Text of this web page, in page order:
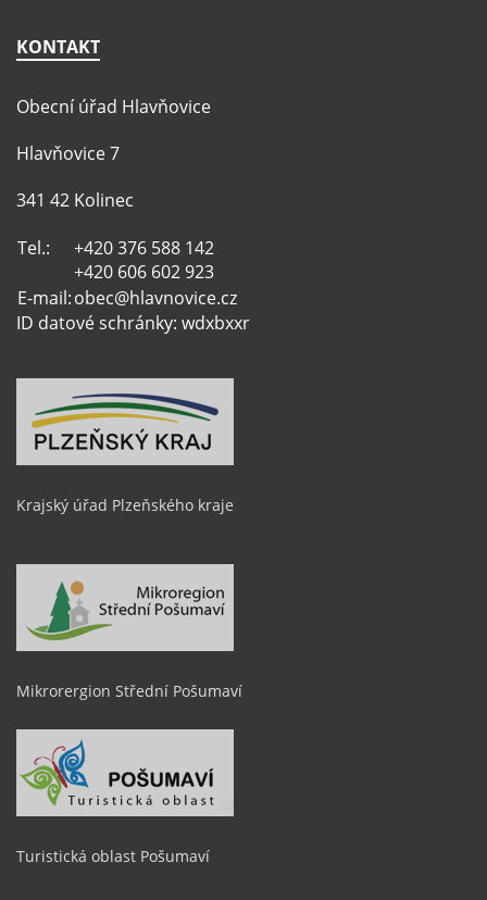
KONTAKT
Obecní úřad Hlavňovice
Hlavňovice 7
341 42 Kolinec
Tel.:
+420 376 588 142
+420 606 602 923
E-mail:obec@hlavnovice.cz
ID datové schránky: wdxbxxr
Krajský úřad Plzeňského kraje
Mikrorergion Střední Pošumaví
Turistická oblast Pošumaví